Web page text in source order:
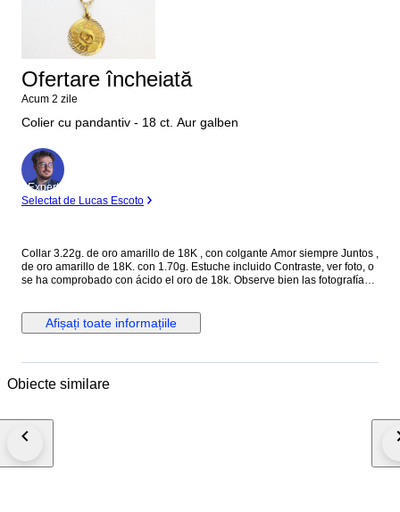
Ofertare încheiată
Acum 2 zile
Colier cu pandantiv - 18 ct. Aur galben
Expert
Selectat de Lucas Escoto
Collar 3.22g. de oro amarillo de 18K , con colgante Amor siempre Juntos ,
de oro amarillo de 18K. con 1.70g. Estuche incluido Contraste, ver foto, o
se ha comprobado con ácido el oro de 18k. Observe bien las fotografías
ninguna reclamación Todos nuestros artículos están en stock para envío
inmediato. El envío esta asegurado sin coste añadido. Fuera de Europa
gastos serán por cuenta del comprador Los envíos a islas, pueden tener
Envíos a todo el mundo a través de mensajería internacional DHL, UPS....
Afișați toate informațiile
Obiecte similare